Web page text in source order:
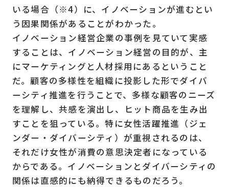
いる場合（※4）に、イノベーションが進むとい
う因果関係があることがわかった。
イノベーション経営企業の事例を見ていて実感
することは、イノベーション経営の目的が、主
にマーケティングと人材採用にあるということ
だ。顧客の多様性を組織に投影した形でダイバ
ーシティ推進を行うことで、多様な顧客のニーズ
を理解し、共感を演出し、ヒット商品を生み出
すことを狙っている。特に女性活躍推進（ジェ
ンダー・ダイバーシティ）が重視されるのは、
それだけ女性が消費の意思決定者になっている
からである。イノベーションとダイバーシティの
関係は直感的にも納得できるものだろう。